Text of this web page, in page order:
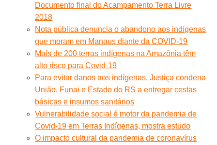
Documento final do Acampamento Terra Livre
2018
Nota pública denuncia o abandono aos indígenas
que moram em Manaus diante da COVID-19
Mais de 200 terras indígenas na Amazônia têm
alto risco para Covid-19
Para evitar danos aos indígenas, Justiça condena
União, Funai e Estado do RS a entregar cestas
básicas e insumos sanitários
Vulnerabilidade social é motor da pandemia de
Covid-19 em Terras Indígenas, mostra estudo
O impacto cultural da pandemia de coronavírus